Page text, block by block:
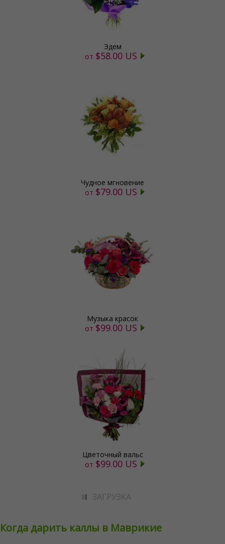
Эдем
от $58.00 US
Чудное мгновение
от $79.00 US
Музыка красок
от $99.00 US
Цветочный вальс
от $99.00 US
ЗАГРУЗКА
Когда дарить каллы в Маврикие